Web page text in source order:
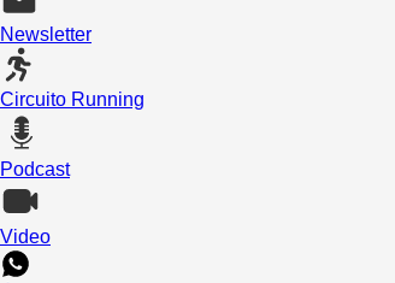
Newsletter
Circuito Running
Podcast
Video